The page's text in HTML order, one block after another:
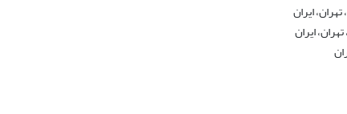
ایران
ایران